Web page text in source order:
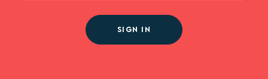
SIGN IN